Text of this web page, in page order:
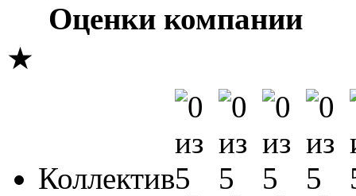
Оценки компании
★
Коллектив